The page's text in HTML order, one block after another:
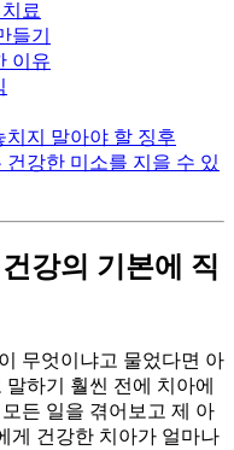
료
들기
이유
지 말아야 할 징후
강한 미소를 지을 수 있
강의 기본에 직
무엇이냐고 물었다면 아
하기 훨씬 전에 치아에
든 일을 겪어보고 제 아
게 건강한 치아가 얼마나